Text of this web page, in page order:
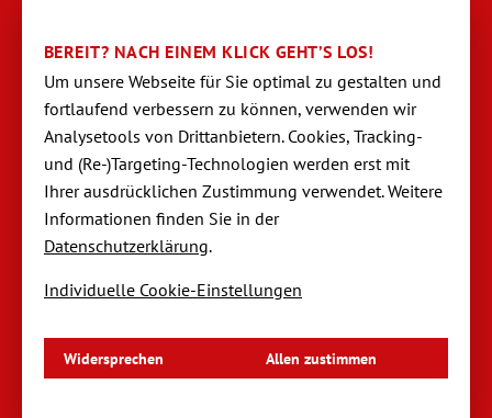
Büro Stendal
Westwall 18
39576 Stendal
03931 520944-0
stendal@dornseifer-personal.de
Datenschutzeinstellungen
BEREIT? NACH EINEM KLICK GEHT’S LOS!
Um unsere Webseite für Sie optimal zu gestalten und
fortlaufend verbessern zu können, verwen­den wir
Analysetools von Dritt­anbietern. Cookies, Tracking-
und (Re-)Targeting-Techno­logien werden erst mit
Ihrer ausdrücklichen Zustimmung verwendet. Weitere
Informationen finden Sie in der
Datenschutzerklärung.
Individuelle Cookie-Einstellungen
Widersprechen Allen zustimmen